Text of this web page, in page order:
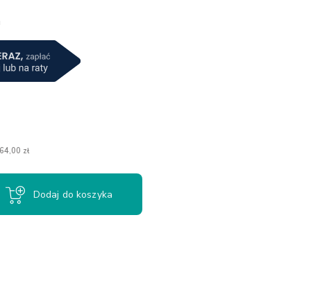
zł
Dodaj do koszyka